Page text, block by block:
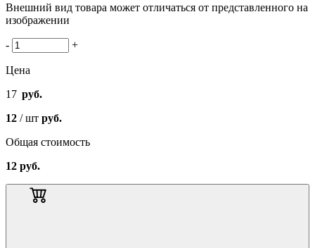
Внешний вид товара может отличаться от представленного на
изображении
- +
Цена
17 руб.
12 / шт руб.
Общая стоимость
12 руб.